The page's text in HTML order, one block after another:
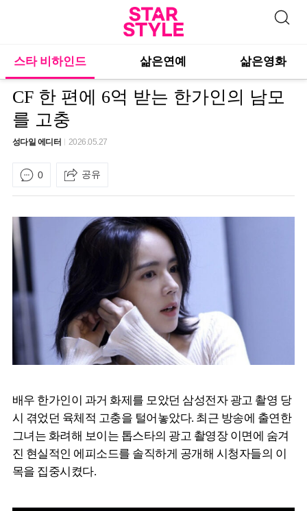
스타 비하인드 삶은연예 삶은영화
CF 한 편에 6억 받는 한가인의 남모
를 고충
성다일 에디터 2026.05.27
0 공유
배우 한가인이 과거 화제를 모았던 삼성전자 광고 촬영 당
시 겪었던 육체적 고충을 털어놓았다. 최근 방송에 출연한
그녀는 화려해 보이는 톱스타의 광고 촬영장 이면에 숨겨
진 현실적인 에피소드를 솔직하게 공개해 시청자들의 이
목을 집중시켰다.